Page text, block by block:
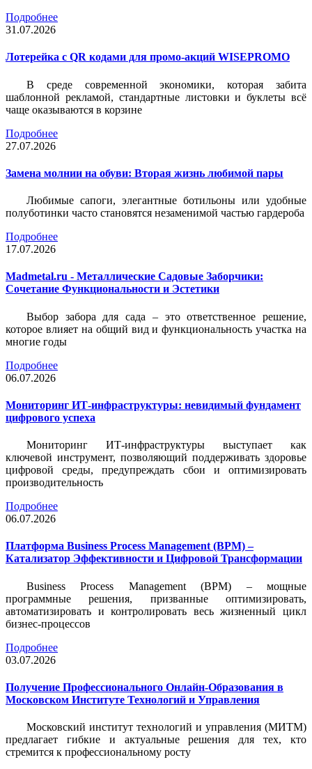
Подробнее
31.07.2026
Лотерейка c QR кодами для промо-акций WISEPROMO
В среде современной экономики, которая забита
шаблонной рекламой, стандартные листовки и буклеты всё
чаще оказываются в корзине
Подробнее
27.07.2026
Замена молнии на обуви: Вторая жизнь любимой пары
Любимые сапоги, элегантные ботильоны или удобные
полуботинки часто становятся незаменимой частью гардероба
Подробнее
17.07.2026
Madmetal.ru - Металлические Садовые Заборчики:
Сочетание Функциональности и Эстетики
Выбор забора для сада – это ответственное решение,
которое влияет на общий вид и функциональность участка на
многие годы
Подробнее
06.07.2026
Мониторинг ИТ-инфраструктуры: невидимый фундамент
цифрового успеха
Мониторинг ИТ-инфраструктуры выступает как
ключевой инструмент, позволяющий поддерживать здоровье
цифровой среды, предупреждать сбои и оптимизировать
производительность
Подробнее
06.07.2026
Платформа Business Process Management (BPM) –
Катализатор Эффективности и Цифровой Трансформации
Business Process Management (BPM) – мощные
программные решения, призванные оптимизировать,
автоматизировать и контролировать весь жизненный цикл
бизнес-процессов
Подробнее
03.07.2026
Получение Профессионального Онлайн-Образования в
Московском Институте Технологий и Управления
Московский институт технологий и управления (МИТМ)
предлагает гибкие и актуальные решения для тех, кто
стремится к профессиональному росту